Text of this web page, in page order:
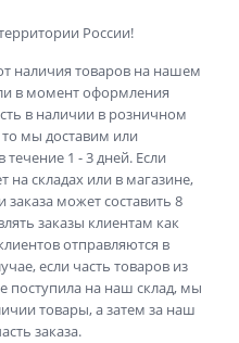
России!
наличия товаров на нашем
в момент оформления
в наличии в розничном
мы доставим или
1 - 3 дней. Если
на складах или в магазине,
может составить 8
заказы клиентам как
отправляются в
если часть товаров из
поступила на наш склад, мы
товары, а затем за наш
заказа.